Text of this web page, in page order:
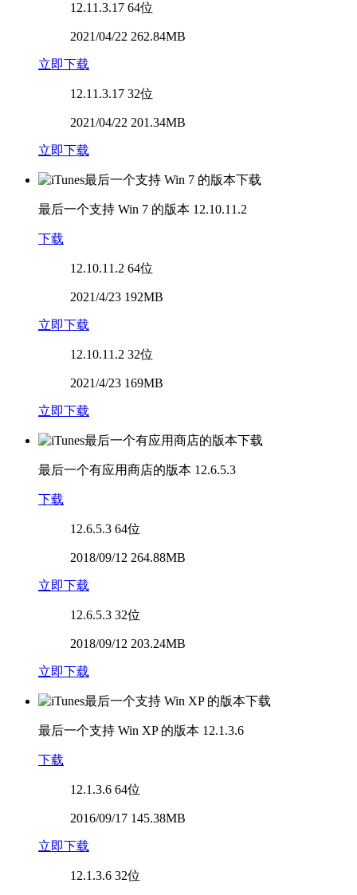
12.11.3.17 64位
2021/04/22 262.84MB
立即下载
12.11.3.17 32位
2021/04/22 201.34MB
立即下载
最后一个支持 Win 7 的版本 12.10.11.2
下载
12.10.11.2 64位
2021/4/23 192MB
立即下载
12.10.11.2 32位
2021/4/23 169MB
立即下载
最后一个有应用商店的版本 12.6.5.3
下载
12.6.5.3 64位
2018/09/12 264.88MB
立即下载
12.6.5.3 32位
2018/09/12 203.24MB
立即下载
最后一个支持 Win XP 的版本 12.1.3.6
下载
12.1.3.6 64位
2016/09/17 145.38MB
立即下载
12.1.3.6 32位